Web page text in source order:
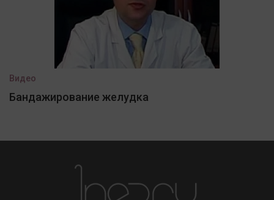
Видео
Бандажирование желудка